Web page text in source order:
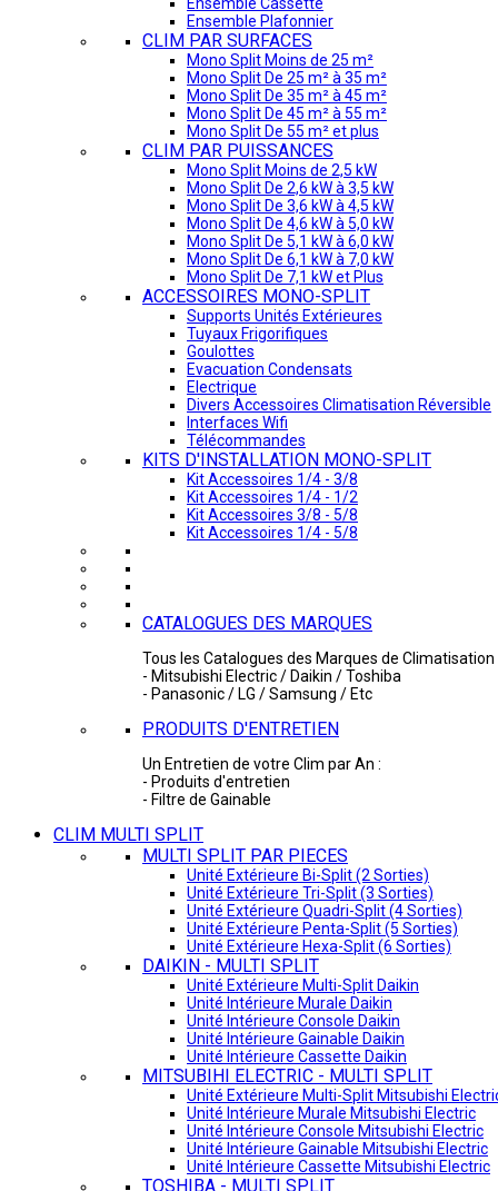
Ensemble Plafonnier
CLIM PAR SURFACES
Mono Split Moins de 25 m²
Mono Split De 25 m² à 35 m²
Mono Split De 35 m² à 45 m²
Mono Split De 45 m² à 55 m²
Mono Split De 55 m² et plus
CLIM PAR PUISSANCES
Mono Split Moins de 2,5 kW
Mono Split De 2,6 kW à 3,5 kW
Mono Split De 3,6 kW à 4,5 kW
Mono Split De 4,6 kW à 5,0 kW
Mono Split De 5,1 kW à 6,0 kW
Mono Split De 6,1 kW à 7,0 kW
Mono Split De 7,1 kW et Plus
ACCESSOIRES MONO-SPLIT
Supports Unités Extérieures
Tuyaux Frigorifiques
Goulottes
Evacuation Condensats
Electrique
Divers Accessoires Climatisation Réversible
Interfaces Wifi
Télécommandes
KITS D'INSTALLATION MONO-SPLIT
Kit Accessoires 1/4 - 3/8
Kit Accessoires 1/4 - 1/2
Kit Accessoires 3/8 - 5/8
Kit Accessoires 1/4 - 5/8
CATALOGUES DES MARQUES
Tous les Catalogues des Marques de Climatisation
- Mitsubishi Electric / Daikin / Toshiba
- Panasonic / LG / Samsung / Etc
PRODUITS D'ENTRETIEN
Un Entretien de votre Clim par An :
- Produits d'entretien
- Filtre de Gainable
CLIM MULTI SPLIT
MULTI SPLIT PAR PIECES
Unité Extérieure Bi-Split (2 Sorties)
Unité Extérieure Tri-Split (3 Sorties)
Unité Extérieure Quadri-Split (4 Sorties)
Unité Extérieure Penta-Split (5 Sorties)
Unité Extérieure Hexa-Split (6 Sorties)
DAIKIN - MULTI SPLIT
Unité Extérieure Multi-Split Daikin
Unité Intérieure Murale Daikin
Unité Intérieure Console Daikin
Unité Intérieure Gainable Daikin
Unité Intérieure Cassette Daikin
MITSUBIHI ELECTRIC - MULTI SPLIT
Unité Extérieure Multi-Split Mitsubishi
Unité Intérieure Murale Mitsubishi Electric
Unité Intérieure Console Mitsubishi Electric
Unité Intérieure Gainable Mitsubishi Electric
Unité Intérieure Cassette Mitsubishi Electric
TOSHIBA - MULTI SPLIT